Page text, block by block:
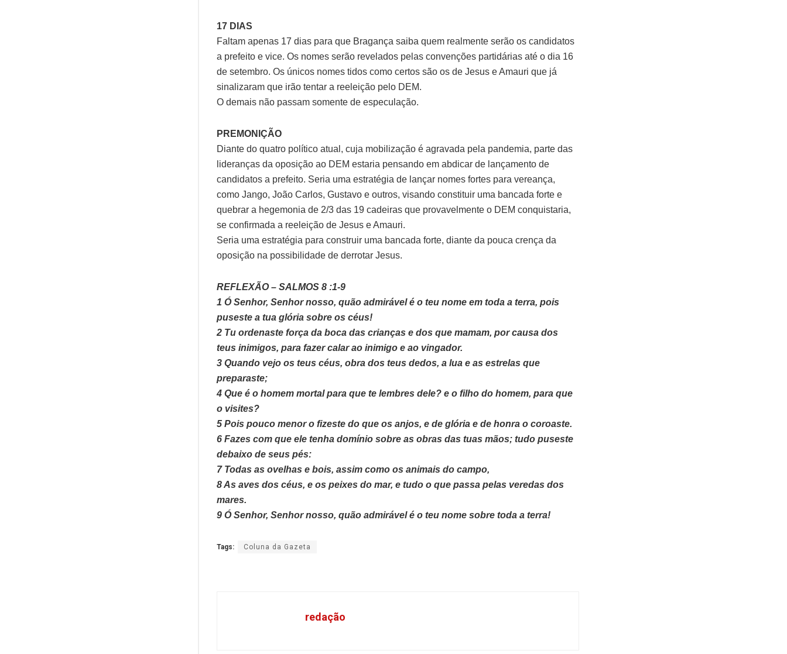
17 DIAS
Faltam apenas 17 dias para que Bragança saiba quem realmente serão os candidatos
a prefeito e vice. Os nomes serão revelados pelas convenções partidárias até o dia 16
de setembro. Os únicos nomes tidos como certos são os de Jesus e Amauri que já
sinalizaram que irão tentar a reeleição pelo DEM.
O demais não passam somente de especulação.
PREMONIÇÃO
Diante do quatro político atual, cuja mobilização é agravada pela pandemia, parte das
lideranças da oposição ao DEM estaria pensando em abdicar de lançamento de
candidatos a prefeito. Seria uma estratégia de lançar nomes fortes para vereança,
como Jango, João Carlos, Gustavo e outros, visando constituir uma bancada forte e
quebrar a hegemonia de 2/3 das 19 cadeiras que provavelmente o DEM conquistaria,
se confirmada a reeleição de Jesus e Amauri.
Seria uma estratégia para construir uma bancada forte, diante da pouca crença da
oposição na possibilidade de derrotar Jesus.
REFLEXÃO – SALMOS 8 :1-9
1 Ó Senhor, Senhor nosso, quão admirável é o teu nome em toda a terra, pois
puseste a tua glória sobre os céus!
2 Tu ordenaste força da boca das crianças e dos que mamam, por causa dos
teus inimigos, para fazer calar ao inimigo e ao vingador.
3 Quando vejo os teus céus, obra dos teus dedos, a lua e as estrelas que
preparaste;
4 Que é o homem mortal para que te lembres dele? e o filho do homem, para que
o visites?
5 Pois pouco menor o fizeste do que os anjos, e de glória e de honra o coroaste.
6 Fazes com que ele tenha domínio sobre as obras das tuas mãos; tudo puseste
debaixo de seus pés:
7 Todas as ovelhas e bois, assim como os animais do campo,
8 As aves dos céus, e os peixes do mar, e tudo o que passa pelas veredas dos
mares.
9 Ó Senhor, Senhor nosso, quão admirável é o teu nome sobre toda a terra!
Tags: Coluna da Gazeta
redação